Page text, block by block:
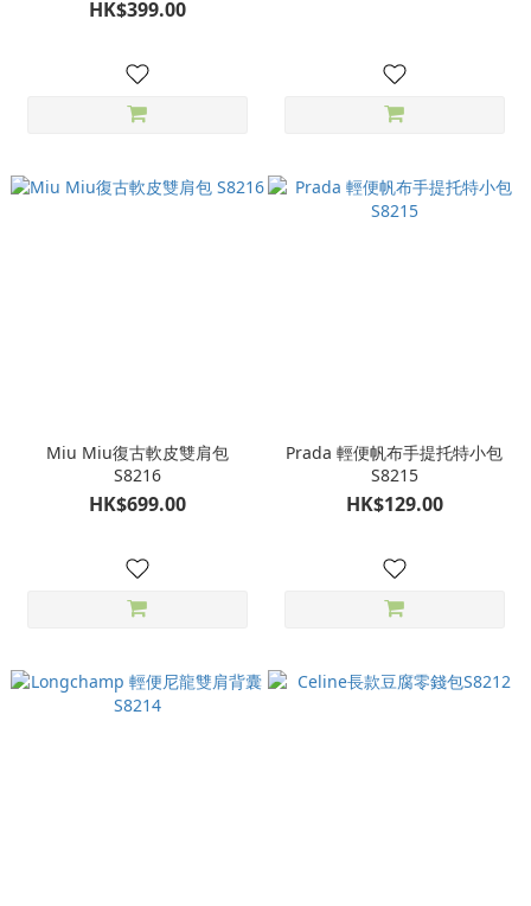
HK$399.00
Miu Miu復古軟皮雙肩包
S8216
HK$699.00
Prada 輕便帆布手提托特小包
S8215
HK$129.00